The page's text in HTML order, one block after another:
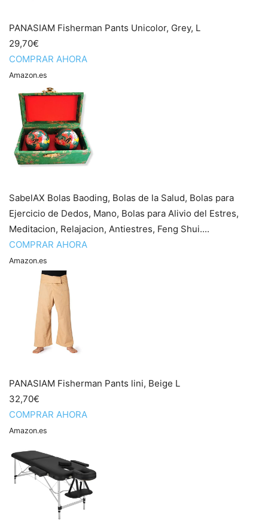
PANASIAM Fisherman Pants Unicolor, Grey, L
29,70€
COMPRAR AHORA
Amazon.es
SabelAX Bolas Baoding, Bolas de la Salud, Bolas para
Ejercicio de Dedos, Mano, Bolas para Alivio del Estres,
Meditacion, Relajacion, Antiestres, Feng Shui....
COMPRAR AHORA
Amazon.es
PANASIAM Fisherman Pants lini, Beige L
32,70€
COMPRAR AHORA
Amazon.es